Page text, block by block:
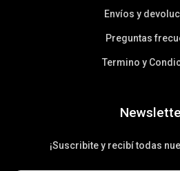
Envíos y
Preguntas
Termino y
¡Suscribite y recibí todas